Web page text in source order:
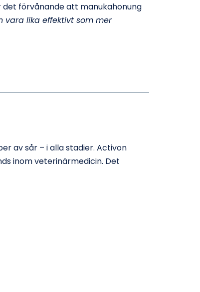
det förvånande att manukahonung
vara lika effektivt som mer
av sår – i alla stadier. Activon
inom veterinärmedicin. Det